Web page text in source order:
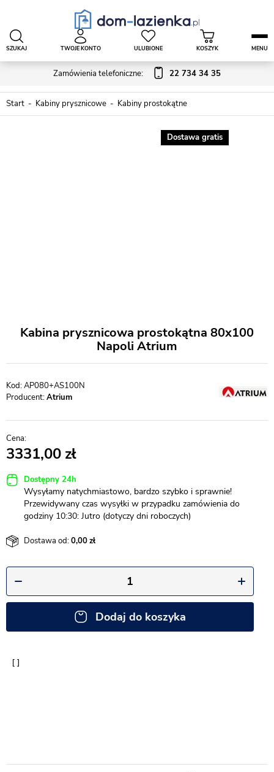
Zamówienia telefoniczne: 22 734 34 35
SZUKAJ TWOJE KONTO ULUBIONE KOSZYK MENU
Start Kabiny prysznicowe Kabiny prostokątne
Dostawa gratis
Kabina prysznicowa prostokątna 80x100
Napoli Atrium
AP080+AS100N
Producent:Atrium
3331,00
Dostępny 24h
Wysyłamy natychmiastowo, bardzo szybko i sprawnie!
Przewidywany czas wysyłki w przypadku zamówienia do
godziny 10:30: Jutro (dotyczy dni roboczych)
Dostawa od:0,00
Dodaj do koszyka